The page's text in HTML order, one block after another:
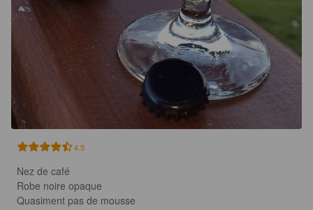
4.5
Nez de café
Robe noire opaque
Quasiment pas de mousse